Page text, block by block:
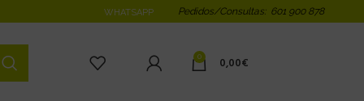
WHATSAPP Pedidos/Consultas: 601 900 878
0 0,00€